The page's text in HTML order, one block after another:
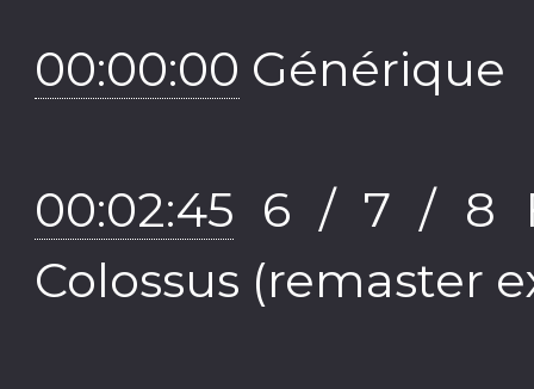
00:00:00 Générique
00:02:45 6 / 7 / 8
Colossus (remaster